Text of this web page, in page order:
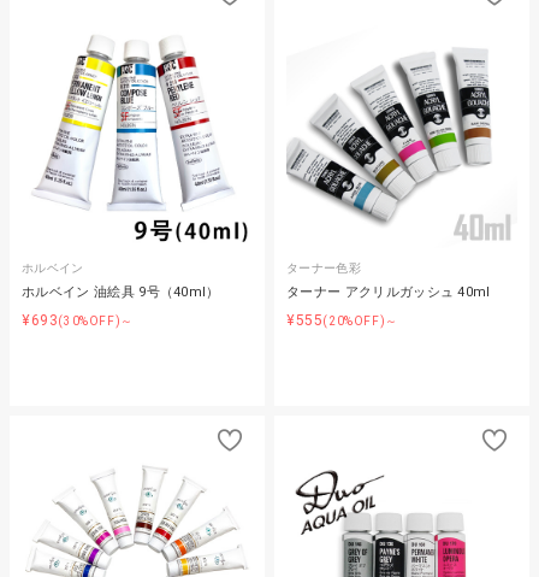
ホルベイン
ホルベイン 油絵具 9号（40ml）
¥693(30%OFF)～
ターナー色彩
ターナー アクリルガッシュ 40ml
¥555(20%OFF)～